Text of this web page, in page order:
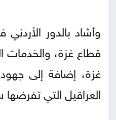
وأشاد بالدور
قطاع غزة، والخدمات
غزة، إضافة إلى جهود
العراقيل التي